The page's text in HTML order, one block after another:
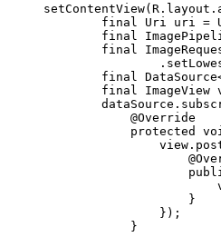
final Uri uri =
final
final
final
final ImageView
            @Override
protected
                    }
                });
            }